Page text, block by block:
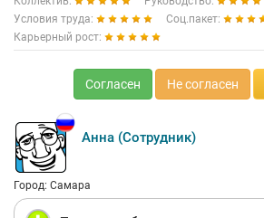
Условия труда:
Соц.пакет:
Карьерный рост:
Согласен Не согласен
Анна (Сотрудник)
Город: Самара